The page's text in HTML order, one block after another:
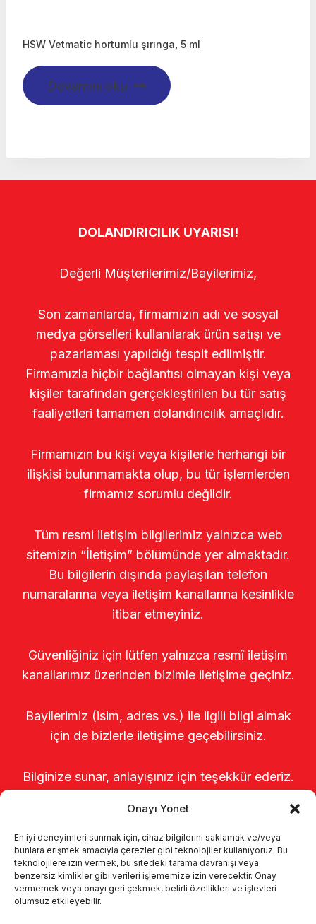
Onayı Yönet
En iyi deneyimleri sunmak için, cihaz bilgilerini saklamak ve/veya
bunlara erişmek amacıyla çerezler gibi teknolojiler kullanıyoruz. Bu
teknolojilere izin vermek, bu sitedeki tarama davranışı veya
benzersiz kimlikler gibi verileri işlememize izin verecektir. Onay
vermemek veya onayı geri çekmek, belirli özellikleri ve işlevleri
olumsuz etkileyebilir.
HSW Vetmatic hortumlu şırınga, 5 ml
Devamını oku
DOLANDIRICILIK UYARISI!
Değerli Müşterilerimiz/Bayilerimiz,
Son zamanlarda, firmamızın adı ve sosyal
medya görselleri kullanılarak ürün satışı ve
pazarlaması yapıldığı tespit edilmiştir.
Firmamızla hiçbir bağlantısı olmayan kişi veya
kişiler tarafından gerçekleştirilen bu tür satış
faaliyetleri tamamen dolandırıcılık amaçlıdır.
Firmamızın bu kişi veya kişilerle herhangi bir
ilişkisi bulunmamakta olup, bu tür işlemlerden
firmamız sorumlu değildir.
Tüm resmi iletişim bilgilerimiz yalnızca web
sitemizin “İletişim” bölümünde yer almaktadır.
Bu bilgilerin dışında paylaşılan telefon
numaralarına veya iletişim kanallarına kesinlikle
itibar etmeyiniz.
Güvenliğiniz için lütfen yalnızca resmî iletişim
kanallarımız üzerinden bizimle iletişime geçiniz.
Bayilerimiz (isim, adres vs.) ile ilgili bilgi almak
için de bizlerle iletişime geçebilirsiniz.
Bilginize sunar, anlayışınız için teşekkür ederiz.